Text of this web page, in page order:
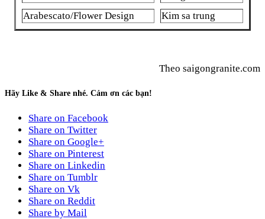
Arabescato/Flower Design
Kim sa trung
Theo saigongranite.com
Hãy Like & Share nhé. Cảm ơn các bạn!
Share on Facebook
Share on Twitter
Share on Google+
Share on Pinterest
Share on Linkedin
Share on Tumblr
Share on Vk
Share on Reddit
Share by Mail